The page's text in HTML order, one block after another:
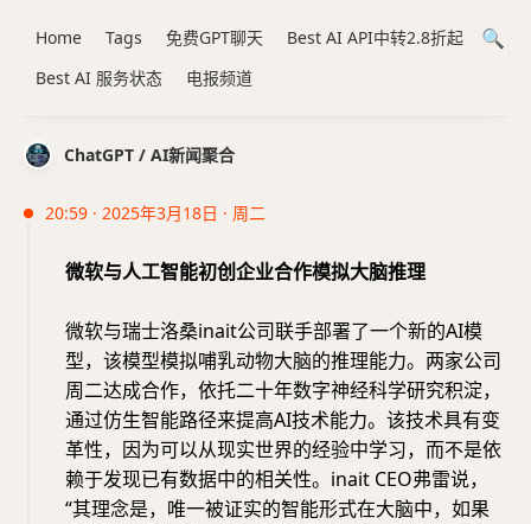
ChatGPT / AI新闻聚合
20:59 · 2025年3月18日 · 周二
微软与人工智能初创企业合作模拟大脑推理
微软与瑞士洛桑inait公司联手部署了一个新的AI模
型，该模型模拟哺乳动物大脑的推理能力。两家公司
周二达成合作，依托二十年数字神经科学研究积淀，
通过仿生智能路径来提高AI技术能力。该技术具有变
革性，因为可以从现实世界的经验中学习，而不是依
赖于发现已有数据中的相关性。inait CEO弗雷说，
“其理念是，唯一被证实的智能形式在大脑中，如果
Home Tags 免费GPT聊天
Best AI API中转2.8折起
Best AI 服务状态
电报频道